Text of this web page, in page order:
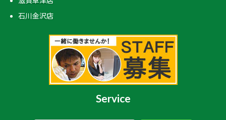
石川金沢店
Service